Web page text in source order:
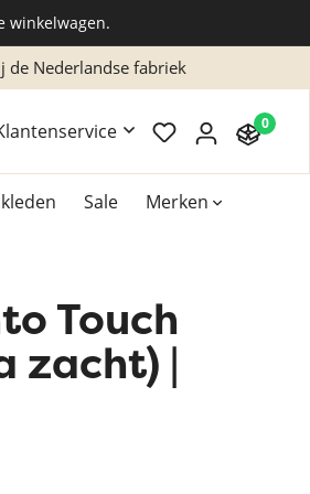
winkelwagen.
of advies? Bel: 038 202 2304 (ma/
0
Sale Merken
vloerkleden
Touch
zacht) |